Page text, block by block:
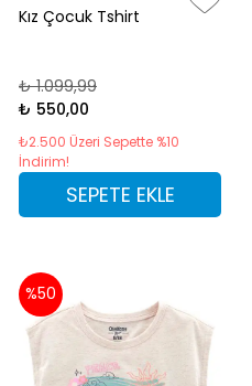
Kız Çocuk Tshirt
₺ 1.099,99
₺ 550,00
₺2.500 Üzeri Sepette %10
İndirim!
SEPETE EKLE
%50